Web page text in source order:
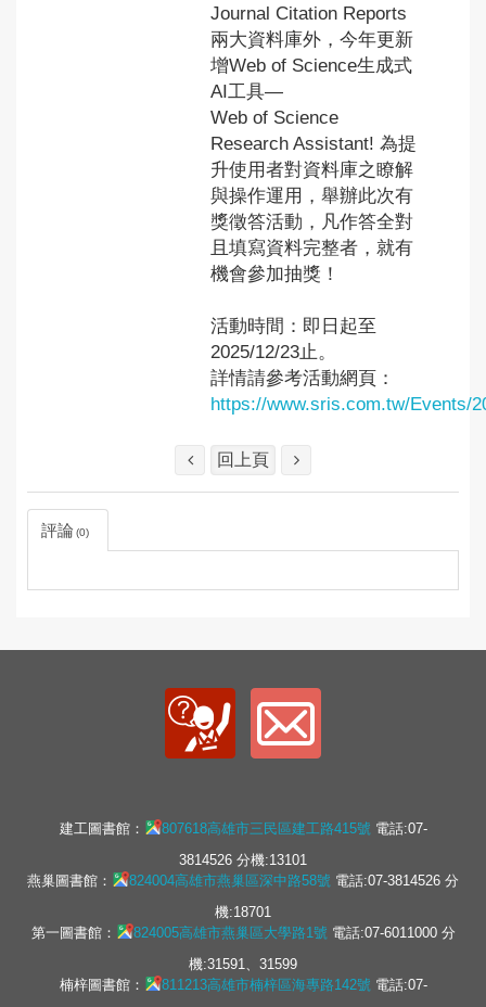
Journal Citation Reports
兩大資料庫外，今年更新
增Web of Science生成式
AI工具—
Web of Science
Research Assistant! 為提
升使用者對資料庫之瞭解
與操作運用，舉辦此次有
獎徵答活動，凡作答全對
且填寫資料完整者，就有
機會參加抽獎！
活動時間：即日起至
2025/12/23止。
詳情請參考活動網頁：
https://www.sris.com.tw/Events/
回上頁
評論 0
建工圖書館： 807618高雄市三民區建工路415號電話:07-
3814526 分機:13101
燕巢圖書館：
824004高雄市燕巢區深中路58號 電話:07-3814526 分
機:18701
第一圖書館：
824005高雄市燕巢區大學路1號電話:07-6011000 分
機:31591、31599
楠梓圖書館：
811213高雄市楠梓區海專路142號電話:07-